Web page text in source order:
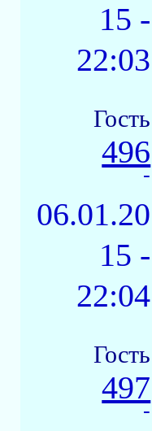
15 -
22:03
Гость
496
-
06.01.20
15 -
22:04
Гость
497
-